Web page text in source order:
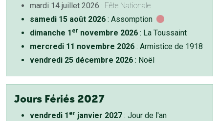
mardi 14 juillet 2026 : Fête Nationale
samedi 15 août 2026 : Assomption
dimanche 1 er novembre 2026 : La Toussaint
mercredi 11 novembre 2026 : Armistice de 1918
vendredi 25 décembre 2026 : Noël
Jours Fériés 2027
vendredi 1 er janvier 2027 : Jour de l'an